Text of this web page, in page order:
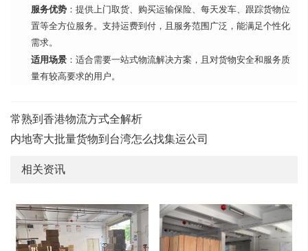
服务优势 ：提供上门取货、购买运输保险、每天发车、跟踪货物位
置等全方位服务。支持运费到付，且服务范围广泛，能满足个性化
需求。
适用场景 ：适合需要一站式物流解决方案，且对货物安全和服务质
量有较高要求的用户。
常熟到香港物流方式全解析
内地寄大批量货物到台湾怎么找集运公司
相关资讯